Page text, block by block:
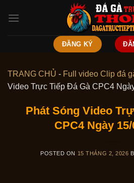
ĐĂNG KÝ
TRANG CHỦ - Full video Clip đá
Video Trực Tiếp Đá Gà CPC4
Phát Sóng Video
CPC4 Ngày
POSTED ON 15 THÁNG 2, 2026